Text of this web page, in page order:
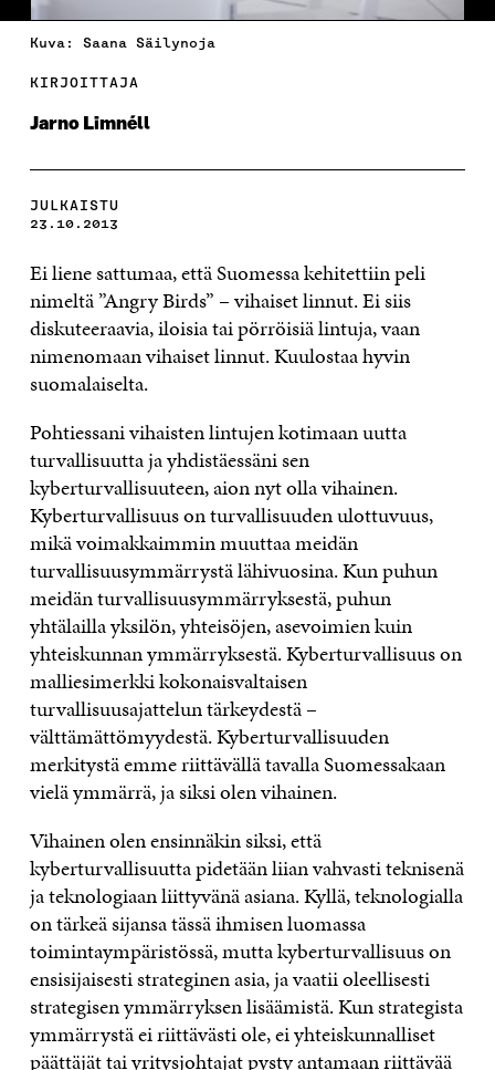
Kuva: Saana Säilynoja
KIRJOITTAJA
Jarno Limnéll
JULKAISTU
23.10.2013
Ei liene sattumaa, että Suomessa kehitettiin peli
nimeltä ”Angry Birds” – vihaiset linnut. Ei siis
diskuteeraavia, iloisia tai pörröisiä lintuja, vaan
nimenomaan vihaiset linnut. Kuulostaa hyvin
suomalaiselta.
Pohtiessani vihaisten lintujen kotimaan uutta
turvallisuutta ja yhdistäessäni sen
kyberturvallisuuteen, aion nyt olla vihainen.
Kyberturvallisuus on turvallisuuden ulottuvuus,
mikä voimakkaimmin muuttaa meidän
turvallisuusymmärrystä lähivuosina. Kun puhun
meidän turvallisuusymmärryksestä, puhun
yhtälailla yksilön, yhteisöjen, asevoimien kuin
yhteiskunnan ymmärryksestä. Kyberturvallisuus on
malliesimerkki kokonaisvaltaisen
turvallisuusajattelun tärkeydestä –
välttämättömyydestä. Kyberturvallisuuden
merkitystä emme riittävällä tavalla Suomessakaan
vielä ymmärrä, ja siksi olen vihainen.
Vihainen olen ensinnäkin siksi, että
kyberturvallisuutta pidetään liian vahvasti teknisenä
ja teknologiaan liittyvänä asiana. Kyllä, teknologialla
on tärkeä sijansa tässä ihmisen luomassa
toimintaympäristössä, mutta kyberturvallisuus on
ensisijaisesti strateginen asia, ja vaatii oleellisesti
strategisen ymmärryksen lisäämistä. Kun strategista
ymmärrystä ei riittävästi ole, ei yhteiskunnalliset
päättäjät tai yritysjohtajat pysty antamaan riittävää